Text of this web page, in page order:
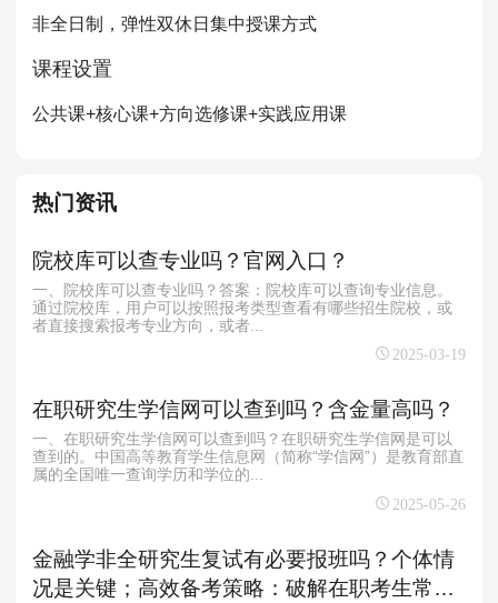
院校库 考试报名 招生政策 学制学费
考试真题
MPAcc会计专硕
考试真题
报考经验
MTA旅游管理
院校库 考试报名 招生政策 学制学费
报名流程
非全日制，弹性双休日集中授课方式
课程设置
公共课+核心课+方向选修课+实践应用课
热门资讯
院校库可以查专业吗？官网入口？
一、院校库可以查专业吗？‌答案：院校库可以查询专业信息‌。
通过院校库，用户可以按照报考类型查看有哪些招生院校，或
者直接搜索报考专业方向，或者...
2025-03-19
在职研究生学信网可以查到吗？含金量高吗？
一、在职研究生学信网可以查到吗？在职研究生学信网是可以
查到的。中国高等教育学生信息网（简称“学信网”）是教育部直
属的全国唯一查询学历和学位的...
2025-05-26
金融学非全研究生复试有必要报班吗？个体情
况是关键；高效备考策略：破解在职考生常见